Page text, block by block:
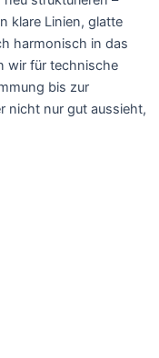
klare Linien, glatte
harmonisch in das
wir für technische
bis zur
nicht nur gut aussieht,